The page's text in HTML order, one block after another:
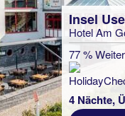
Insel
Hotel Am
77 %
4 Nächte,